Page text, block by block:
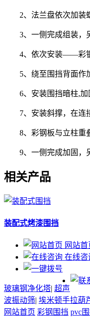
2、法兰盘依次加装
3、一侧完成组装，
4、依次安装——彩钢
5、绕至围挡背面作
6、安装围挡暗柱,加
7、安装斜撑，在连
8、彩钢板与立柱重
9、一侧完成加固，
相关产品
装配式烤漆围挡
网站首
在线咨
玻璃钢净化塔| 超声
波振动筛| 埃米顿手拉葫
网站首页 彩钢围挡 pvc